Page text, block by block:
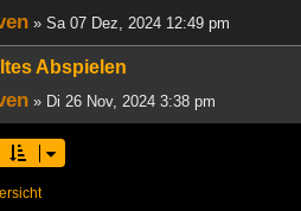
» Sa 07 Dez, 2024 12:49 pm
Abspielen
» Di 26 Nov, 2024 3:38 pm